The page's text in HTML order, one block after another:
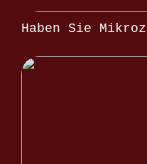
Haben Sie